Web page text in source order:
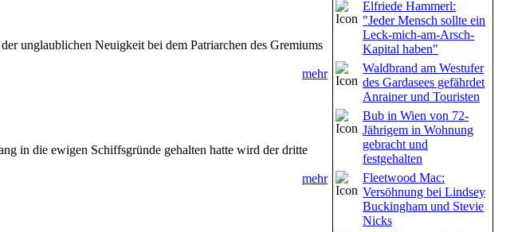
unglaublichen Neuigkeit bei dem Patriarchen des Gremiums
mehr
in die ewigen Schiffsgründe gehalten hatte wird der dritte
mehr
Elfriede Hammerl:
"Jeder Mensch sollte ein
Leck-mich-am-Arsch-
Kapital haben"
Waldbrand am Westufer
des Gardasees gefährdet
Anrainer und Touristen
Bub in Wien von 72-
Jährigem in Wohnung
gebracht und
festgehalten
Fleetwood Mac:
Versöhnung bei Lindsey
Buckingham und Stevie
Nicks